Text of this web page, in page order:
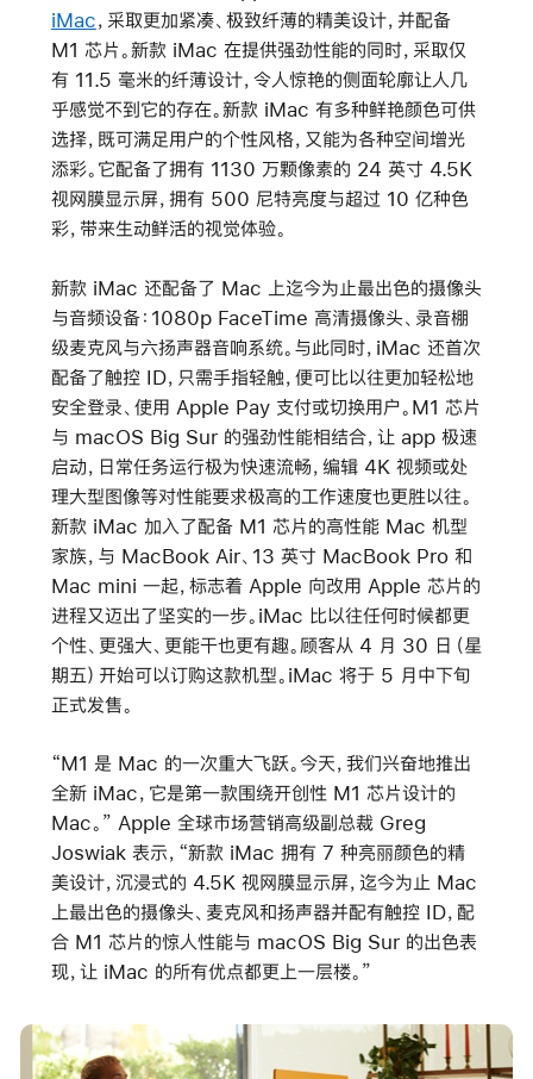
iMac，采取更加紧凑、极致纤薄的精美设计，并配备
M1 芯片。新款 iMac 在提供强劲性能的同时，采取仅
有 11.5 毫米的纤薄设计，令人惊艳的侧面轮廓让人几
乎感觉不到它的存在。新款 iMac 有多种鲜艳颜色可供
选择，既可满足用户的个性风格，又能为各种空间增光
添彩。它配备了拥有 1130 万颗像素的 24 英寸 4.5K
视网膜显示屏，拥有 500 尼特亮度与超过 10 亿种色
彩，带来生动鲜活的视觉体验。
新款 iMac 还配备了 Mac 上迄今为止最出色的摄像头
与音频设备：1080p FaceTime 高清摄像头、录音棚
级麦克风与六扬声器音响系统。与此同时，iMac 还首次
配备了触控 ID，只需手指轻触，便可比以往更加轻松地
安全登录、使用 Apple Pay 支付或切换用户。M1 芯片
与 macOS Big Sur 的强劲性能相结合，让 app 极速
启动，日常任务运行极为快速流畅，编辑 4K 视频或处
理大型图像等对性能要求极高的工作速度也更胜以往。
新款 iMac 加入了配备 M1 芯片的高性能 Mac 机型
家族，与 MacBook Air、13 英寸 MacBook Pro 和
Mac mini 一起，标志着 Apple 向改用 Apple 芯片的
进程又迈出了坚实的一步。iMac 比以往任何时候都更
个性、更强大、更能干也更有趣。顾客从 4 月 30 日（星
期五）开始可以订购这款机型。iMac 将于 5 月中下旬
正式发售。
“M1 是 Mac 的一次重大飞跃。今天，我们兴奋地推出
全新 iMac，它是第一款围绕开创性 M1 芯片设计的
Mac。” Apple 全球市场营销高级副总裁 Greg
Joswiak 表示，“新款 iMac 拥有 7 种亮丽颜色的精
美设计，沉浸式的 4.5K 视网膜显示屏，迄今为止 Mac
上最出色的摄像头、麦克风和扬声器并配有触控 ID，配
合 M1 芯片的惊人性能与 macOS Big Sur 的出色表
现，让 iMac 的所有优点都更上一层楼。”